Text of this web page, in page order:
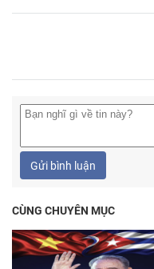
Gửi bình luận
CÙNG CHUYÊN MỤC